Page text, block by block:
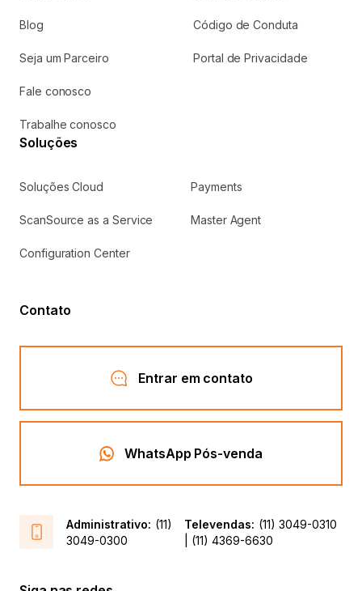
Blog Código de Conduta
Seja um Parceiro Portal de Privacidade
Fale conosco
Trabalhe conosco
Soluções
Soluções Cloud Payments
ScanSource as a Service Master Agent
Configuration Center
Contato
Entrar em contato
WhatsApp Pós-venda
Administrativo: (11)
3049-0300
Televendas: (11) 3049-0310
| (11) 4369-6630